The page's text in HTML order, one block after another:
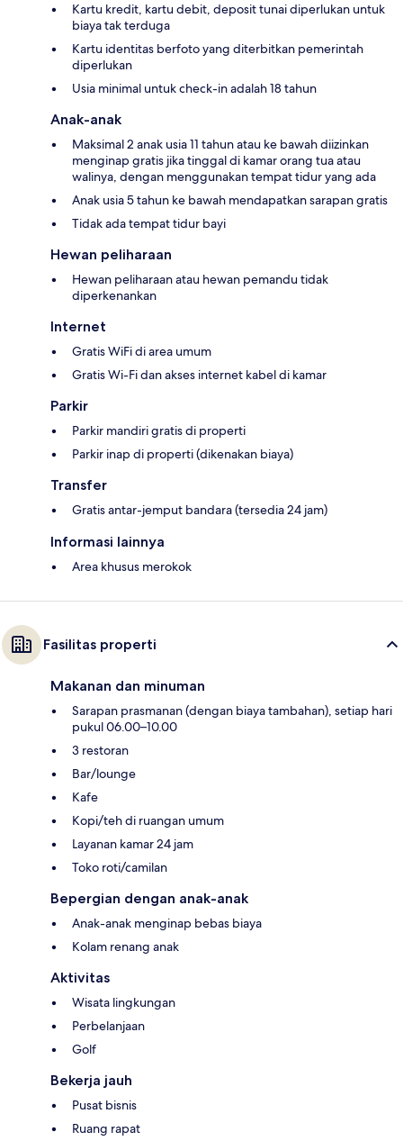
Kartu kredit, kartu debit, deposit tunai diperlukan untuk
biaya tak terduga
Kartu identitas berfoto yang diterbitkan pemerintah
diperlukan
Usia minimal untuk check-in adalah 18 tahun
Anak-anak
Maksimal 2 anak usia 11 tahun atau ke bawah diizinkan
menginap gratis jika tinggal di kamar orang tua atau
walinya, dengan menggunakan tempat tidur yang ada
Anak usia 5 tahun ke bawah mendapatkan sarapan gratis
Tidak ada tempat tidur bayi
Hewan peliharaan
Hewan peliharaan atau hewan pemandu tidak
diperkenankan
Internet
Gratis WiFi di area umum
Gratis Wi-Fi dan akses internet kabel di kamar
Parkir
Parkir mandiri gratis di properti
Parkir inap di properti (dikenakan biaya)
Transfer
Gratis antar-jemput bandara (tersedia 24 jam)
Informasi lainnya
Area khusus merokok
Fasilitas properti
Makanan dan minuman
Sarapan prasmanan (dengan biaya tambahan), setiap hari
pukul 06.00–10.00
3 restoran
Bar/lounge
Kafe
Kopi/teh di ruangan umum
Layanan kamar 24 jam
Toko roti/camilan
Bepergian dengan anak-anak
Anak-anak menginap bebas biaya
Kolam renang anak
Aktivitas
Wisata lingkungan
Perbelanjaan
Golf
Bekerja jauh
Pusat bisnis
Ruang rapat